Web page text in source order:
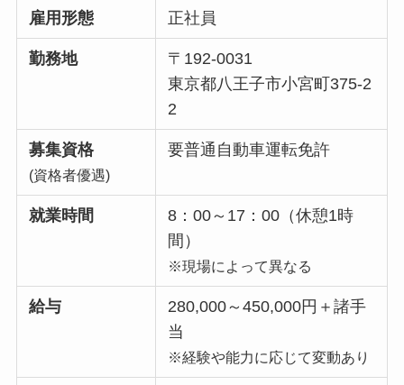
雇用形態 正社員
勤務地
〒192-0031
東京都八王子市小宮町375-2
2
募集資格
(資格者優遇)
要普通自動車運転免許
就業時間
8：00～17：00（休憩1時
間）
※現場によって異なる
給与
280,000～450,000円＋諸手
当
※経験や能力に応じて変動あり